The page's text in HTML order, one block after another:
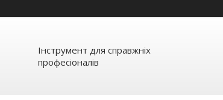
Інструмент для справжніх
професіоналів